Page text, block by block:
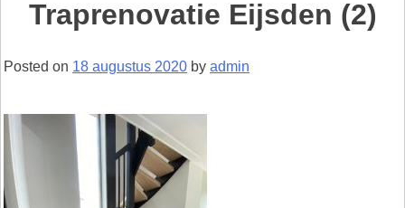
Traprenovatie Eijsden (2)
Posted on 18 augustus 2020 by admin